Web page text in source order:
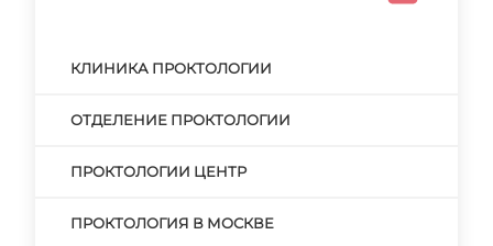
КЛИНИКА ПРОКТОЛОГИИ
ОТДЕЛЕНИЕ ПРОКТОЛОГИИ
ПРОКТОЛОГИИ ЦЕНТР
ПРОКТОЛОГИЯ В МОСКВЕ